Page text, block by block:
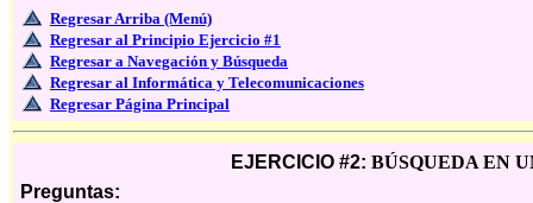
Regresar Arriba (Menú)
Regresar al Principio Ejercicio #1
Regresar a Navegación y Búsqueda
Regresar al Informática y Telecomunicaciones
Regresar Página Principal
EJERCICIO #2: BÚSQUEDA EN
Preguntas: